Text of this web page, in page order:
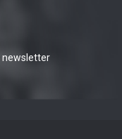
newsletter